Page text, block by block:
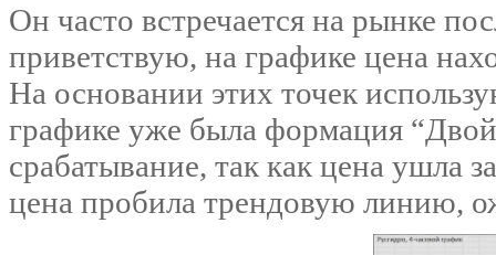
Он часто встречается на рынке
приветствую, на графике цена
На основании этих точек
графике уже была формация
срабатывание, так как цена ушла
цена пробила трендовую линию,